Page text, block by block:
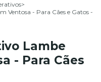
>
Ventosa - Para Cães e Gatos -
Lambe
- Para Cães